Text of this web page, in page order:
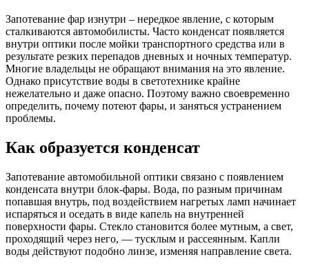
Запотевание фар изнутри – нередкое явление, с которым
сталкиваются автомобилисты. Часто конденсат появляется
внутри оптики после мойки транспортного средства или в
результате резких перепадов дневных и ночных температур.
Многие владельцы не обращают внимания на это явление.
Однако присутствие воды в светотехнике крайне
нежелательно и даже опасно. Поэтому важно своевременно
определить, почему потеют фары, и заняться устранением
проблемы.
Как образуется конденсат
Запотевание автомобильной оптики связано с появлением
конденсата внутри блок-фары. Вода, по разным причинам
попавшая внутрь, под воздействием нагретых ламп начинает
испаряться и оседать в виде капель на внутренней
поверхности фары. Стекло становится более мутным, а свет,
проходящий через него, — тусклым и рассеянным. Капли
воды действуют подобно линзе, изменяя направление света.